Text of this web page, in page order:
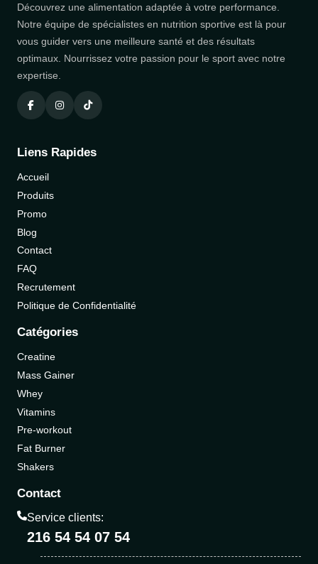
Découvrez une alimentation adaptée à votre performance.
Notre équipe de spécialistes en nutrition sportive est là pour
vous guider vers une meilleure santé et des résultats
optimaux. Nourrissez votre passion pour le sport avec notre
expertise.
Liens Rapides
Accueil
Produits
Promo
Blog
Contact
FAQ
Recrutement
Politique de Confidentialité
Catégories
Creatine
Mass Gainer
Whey
Vitamins
Pre-workout
Fat Burner
Shakers
Contact
Service clients:
216 54 54 07 54